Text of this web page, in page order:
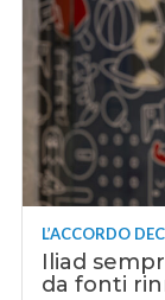
L’ACCORDO
Iliad
da fonti